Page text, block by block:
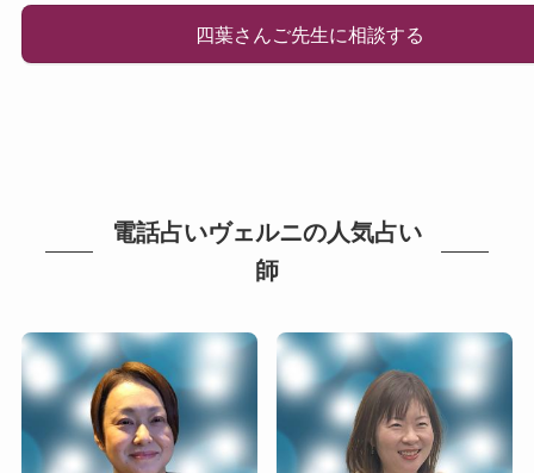
四葉さんご先生に相談する
電話占いヴェルニの人気占い
師